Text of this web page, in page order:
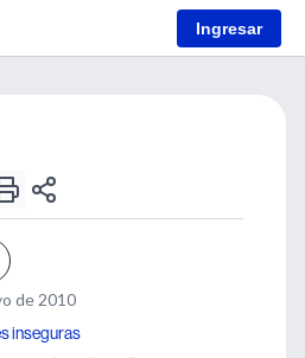
Ingresar
de 2010
inseguras